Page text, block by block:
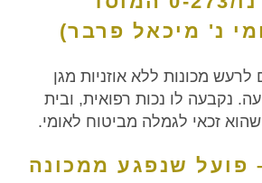
נ' מיכאל פרבר)
מכונות ללא אוזניות מגן
נקבעה לו נכות רפואית, ובית
זכאי לגמלה מביטוח לאומי.
דין 4 – פועל שנפגע ממכונה